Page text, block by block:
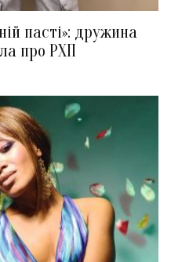
пасті»: дружина
про РХП